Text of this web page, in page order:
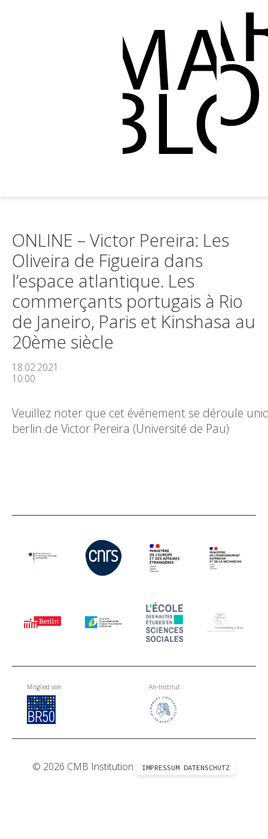
ONLINE – Victor Pereira: Les
Oliveira de Figueira dans
l’espace atlantique. Les
commerçants portugais à Rio
de Janeiro, Paris et Kinshasa au
20ème siècle
18.02.2021
10:00
Veuillez noter que cet événement se déroule
berlin.de Victor Pereira (Université de Pau)
Mitglied von An-Institut
© 2026 CMB Institution IMPRESSUM DATENSCHUTZ